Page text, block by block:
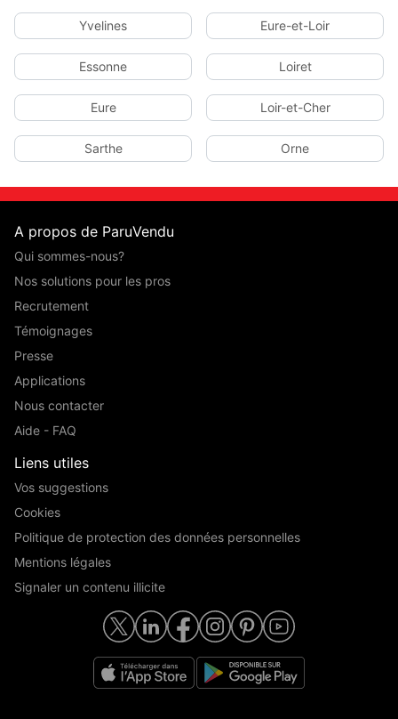
Yvelines Eure-et-Loir
Essonne Loiret
Eure Loir-et-Cher
Sarthe Orne
A propos de ParuVendu
Qui sommes-nous?
Nos solutions pour les pros
Recrutement
Témoignages
Presse
Applications
Nous contacter
Aide - FAQ
Liens utiles
Vos suggestions
Cookies
Politique de protection des données personnelles
Mentions légales
Signaler un contenu illicite